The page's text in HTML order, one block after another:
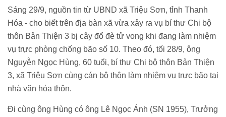
Sáng 29/9, nguồn tin từ UBND xã Triệu Sơn, tỉnh Thanh
Hóa - cho biết trên địa bàn xã vừa xảy ra vụ bí thư Chi bộ
thôn Bản Thiện 3 bị cây đổ đè tử vong khi đang làm nhiệm
vụ trực phòng chống bão số 10. Theo đó, tối 28/9, ông
Nguyễn Ngọc Hùng, 60 tuổi, bí thư Chi bộ thôn Bản Thiện
3, xã Triệu Sơn cùng cán bộ thôn làm nhiệm vụ trực bão tại
nhà văn hóa thôn.
Đi cùng ông Hùng có ông Lê Ngọc Ánh (SN 1955), Trưởng